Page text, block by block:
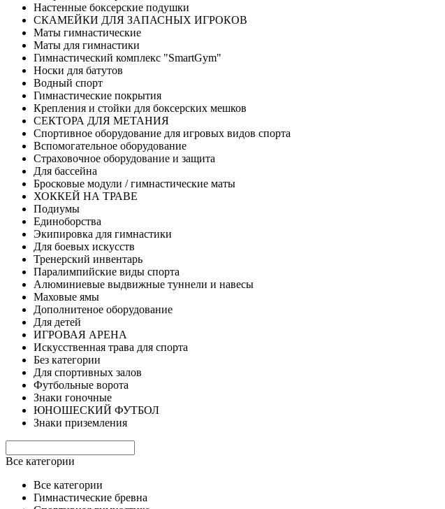
Настенные боксерские подушки
СКАМЕЙКИ ДЛЯ ЗАПАСНЫХ ИГРОКОВ
Маты гимнастические
Маты для гимнастики
Гимнастический комплекс "SmartGym"
Носки для батутов
Водный спорт
Гимнастические покрытия
Крепления и стойки для боксерских мешков
СЕКТОРА ДЛЯ МЕТАНИЯ
Спортивное оборудование для игровых видов спорта
Вспомогательное оборудование
Страховочное оборудование и защита
Для бассейна
Бросковые модули / гимнастические маты
ХОККЕЙ НА ТРАВЕ
Подиумы
Единоборства
Экипировка для гимнастики
Для боевых искусств
Тренерский инвентарь
Паралимпийские виды спорта
Алюминиевые выдвижные туннели и навесы
Маховые ямы
Дополнитеное оборудование
Для детей
ИГРОВАЯ АРЕНА
Искусственная трава для спорта
Без категории
Для спортивных залов
Футбольные ворота
Знаки гоночные
ЮНОШЕСКИЙ ФУТБОЛ
Знаки приземления
Все категории
Все категории
Гимнастические бревна